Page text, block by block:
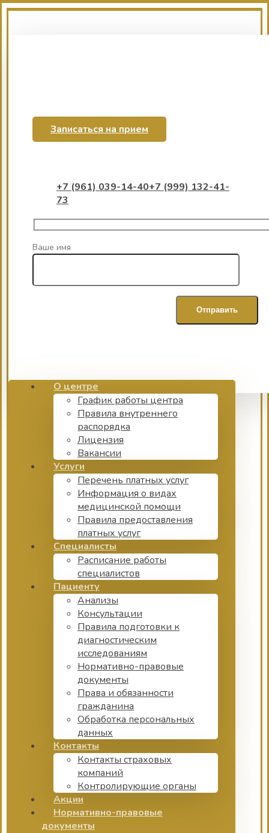
Записаться на прием
+7 (961) 039-14-40+7 (999) 132-41-
73
Ваше имя
О центре
График работы центра
Правила внутреннего
распорядка
Лицензия
Вакансии
Услуги
Перечень платных услуг
Информация о видах
медицинской помощи
Правила предоставления
платных услуг
Специалисты
Расписание работы
специалистов
Пациенту
Анализы
Консультации
Правила подготовки к
диагностическим
исследованиям
Нормативно-правовые
документы
Права и обязанности
гражданина
Обработка персональных
данных
Контакты
Контакты страховых
компаний
Контролирующие органы
Акции
Нормативно-правовые
документы